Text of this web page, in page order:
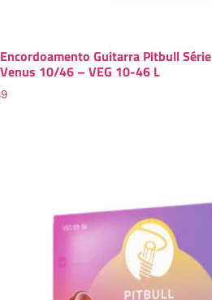
Encordoamento Guitarra Pitbull Série
Venus 10/46 – VEG 10-46 L